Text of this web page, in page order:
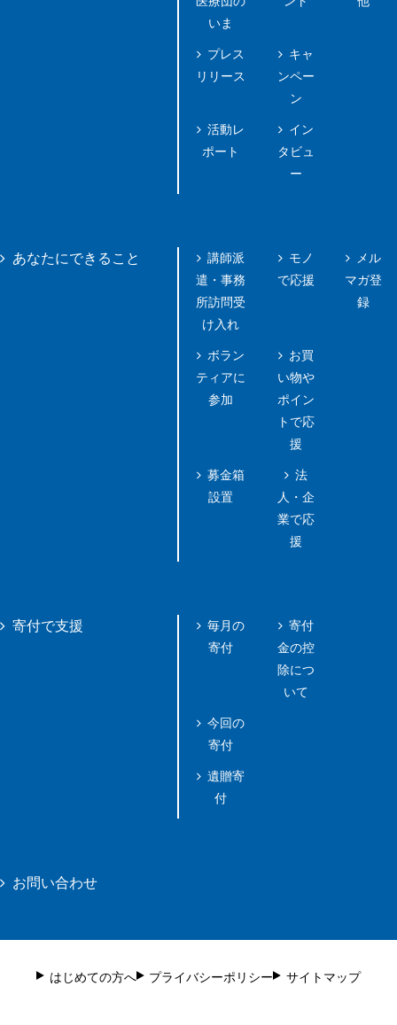
いま
プレス
リリース
活動レ
ポート
キャ
ンペー
ン
イン
タビュ
ー
あなたにできること
講師派
遣・事務
所訪問受
け入れ
ボラン
ティアに
参加
募金箱
設置
モノ
で応援
お買
い物や
ポイン
トで応
援
法
人・企
業で応
援
メル
マガ登
録
寄付で支援
毎月の
寄付
今回の
寄付
遺贈寄
付
寄付
金の控
除につ
いて
お問い合わせ
はじめての方へ プライバシーポリシー サイトマップ